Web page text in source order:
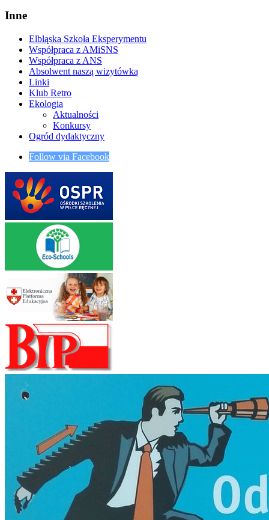
Inne
Elbląska Szkoła Eksperymentu
Współpraca z AMiSNS
Współpraca z ANS
Absolwent naszą wizytówką
Linki
Klub Retro
Ekologia
Aktualności
Konkursy
Ogród dydaktyczny
Follow via Facebook